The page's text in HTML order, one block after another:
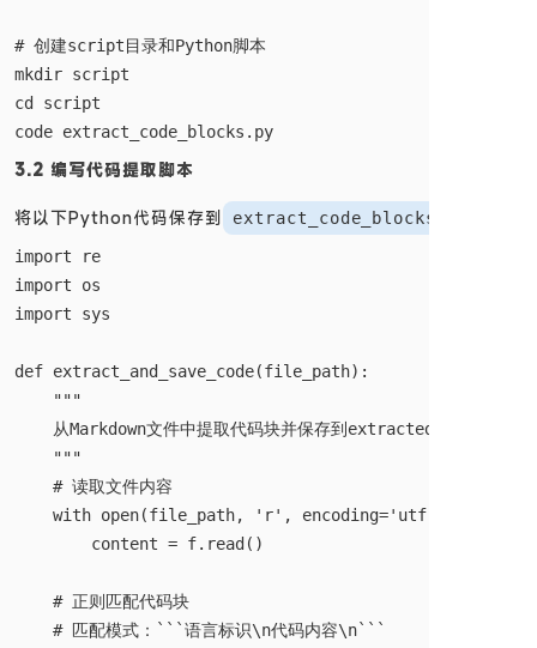
# 创建script目录和Python脚本
mkdir script
cd script
3.2 编写代码提取脚本
将以下Python代码保存到 extract_code_blocks.py
import re
import os
import sys
def extract_and_save_code(file_path):
    """
    从Markdown文件中提取代码块并保存到extracted_code目录
    """
    # 读取文件内容
    with open(file_path, 'r', encoding='utf-8') as f:
        content = f.read()
    # 正则匹配代码块
    # 匹配模式：```语言标识\n代码内容\n```